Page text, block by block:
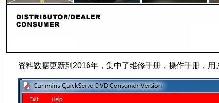
资料数据更新到2016年，集中了维修手册，操作手册，